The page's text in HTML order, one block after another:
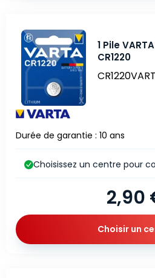
1 Pile
CR1220
CR1220VART
Durée de garantie : 10 ans
2,90
Choisissez un centre pour
Choisir un